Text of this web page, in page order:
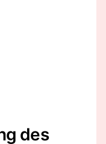
des